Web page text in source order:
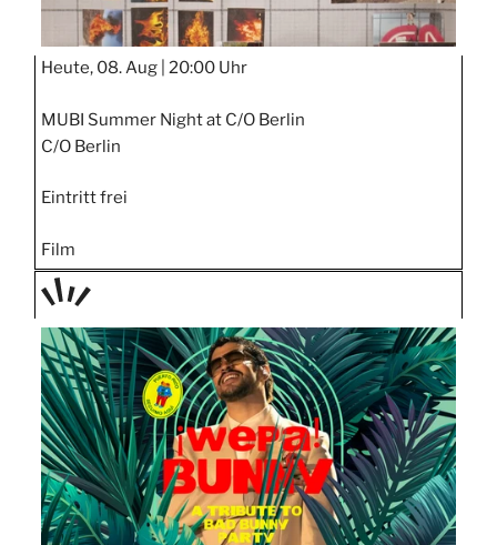
Heute, 08. Aug | 20:00 Uhr
MUBI Summer Night at C/O Berlin
C/O Berlin
Eintritt frei
Film
TAGE
STIPP